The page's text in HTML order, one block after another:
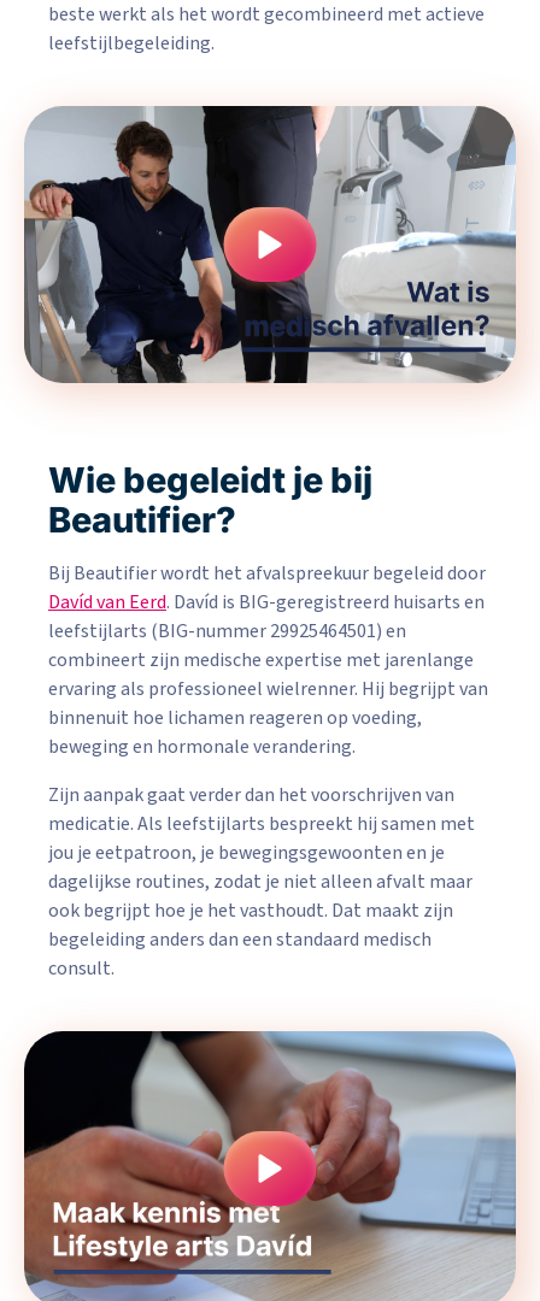
beste werkt als het wordt gecombineerd met actieve
leefstijlbegeleiding.
Wie begeleidt je bij
Beautifier?
Bij Beautifier wordt het afvalspreekuur begeleid door
Davíd van Eerd. Davíd is BIG-geregistreerd huisarts en
leefstijlarts (BIG-nummer 29925464501) en
combineert zijn medische expertise met jarenlange
ervaring als professioneel wielrenner. Hij begrijpt van
binnenuit hoe lichamen reageren op voeding,
beweging en hormonale verandering.
Zijn aanpak gaat verder dan het voorschrijven van
medicatie. Als leefstijlarts bespreekt hij samen met
jou je eetpatroon, je bewegingsgewoonten en je
dagelijkse routines, zodat je niet alleen afvalt maar
ook begrijpt hoe je het vasthoudt. Dat maakt zijn
begeleiding anders dan een standaard medisch
consult.